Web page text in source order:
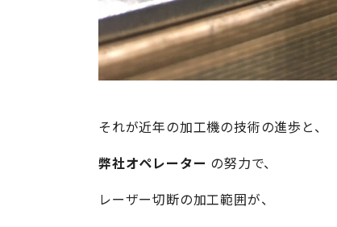
それが近年の加工機の技術の進歩と、
弊社オペレーター の努力で、
レーザー切断の加工範囲が、